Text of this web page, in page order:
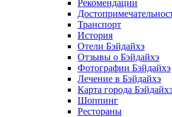
Рекомендации
Транспорт
История
Отели Бэйдайхэ
Отзывы о Бэйдайхэ
Фотографии Бэйдайхэ
Лечение в Бэйдайхэ
Карта города
Шоппинг
Рестораны